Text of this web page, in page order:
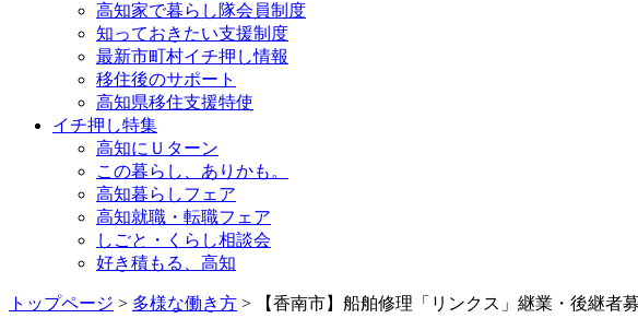
高知家で暮らし隊会員制度
知っておきたい支援制度
最新市町村イチ押し情報
移住後のサポート
高知県移住支援特使
イチ押し特集
高知にＵターン
この暮らし、ありかも。
高知暮らしフェア
高知就職・転職フェア
しごと・くらし相談会
好き積もる、高知
トップページ > 多様な働き方 > 【香南市】船舶修理「リンクス」継業・後継者